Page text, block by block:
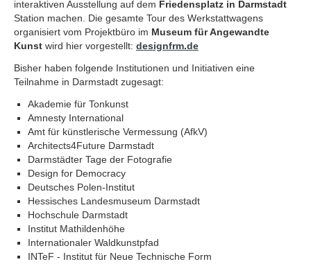
interaktiven Ausstellung auf dem Friedensplatz in Darmstadt
Station machen. Die gesamte Tour des Werkstattwagens
organisiert vom Projektbüro im Museum für Angewandte
Kunst wird hier vorgestellt: designfrm.de
Bisher haben folgende Institutionen und Initiativen eine
Teilnahme in Darmstadt zugesagt:
Akademie für Tonkunst
Amnesty International
Amt für künstlerische Vermessung (AfkV)
Architects4Future Darmstadt
Darmstädter Tage der Fotografie
Design for Democracy
Deutsches Polen-Institut
Hessisches Landesmuseum Darmstadt
Hochschule Darmstadt
Institut Mathildenhöhe
Internationaler Waldkunstpfad
INTeF - Institut für Neue Technische Form